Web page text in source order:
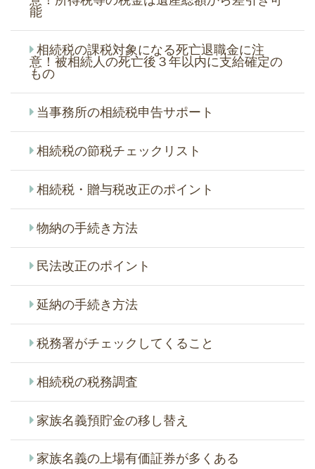
能
相続税の課税対象になる死亡退職金に注
意！被相続人の死亡後３年以内に支給確定の
もの
当事務所の相続税申告サポート
相続税の節税チェックリスト
相続税・贈与税改正のポイント
物納の手続き方法
民法改正のポイント
延納の手続き方法
税務署がチェックしてくること
相続税の税務調査
家族名義預貯金の移し替え
家族名義の上場有価証券が多くある